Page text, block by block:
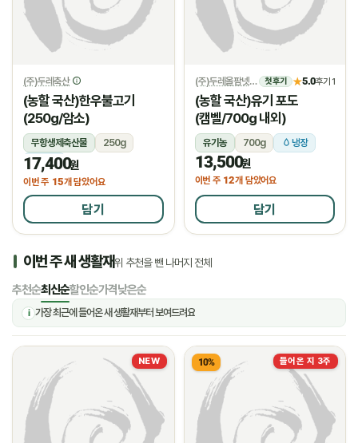
(주)두레축산
(농할 국산)한우불고기
(250g/암소)
무항생제축산물
250g
냉장
17,400원
이번 주 15개 담았어요
담기
(주)두레올팜넷 첫 후기 ★5.0후기 1
(농할 국산)유기 포도
(캠벨/700g 내외)
유기농 700g 냉장
13,500원
이번 주 12개 담았어요
담기
이번 주 새 생활재위 추천을 뺀 나머지 전체
추천순최신순할인순가격낮은순
i 가장 최근에 들어온 새 생활재부터 보여드려요
NEW 들어온 지 3주
10%